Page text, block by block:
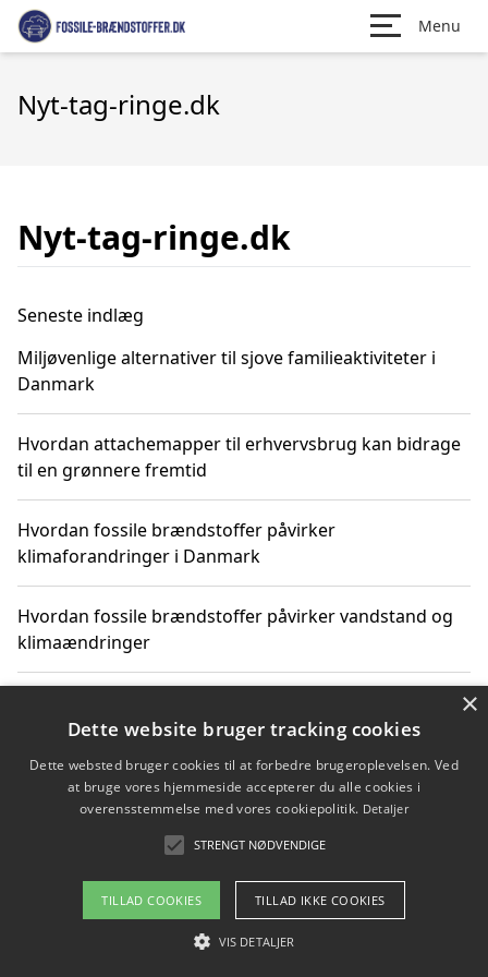
Menu
Nyt-tag-ringe.dk
Nyt-tag-ringe.dk
Seneste indlæg
Miljøvenlige alternativer til sjove familieaktiviteter i
Danmark
Hvordan attachemapper til erhvervsbrug kan bidrage
til en grønnere fremtid
Hvordan fossile brændstoffer påvirker
klimaforandringer i Danmark
Hvordan fossile brændstoffer påvirker vandstand og
klimaændringer
vores perspektiv
Copyright 2026 - Pilanto Aps
Om / kontakt
×
Dette website bruger tracking cookies
Dette websted bruger cookies til at forbedre brugeroplevelsen. Ved
at bruge vores hjemmeside accepterer du alle cookies i
overensstemmelse med vores cookiepolitik. Detaljer
STRENGT NØDVENDIGE
TILLAD COOKIES TILLAD IKKE COOKIES
VIS DETALJER